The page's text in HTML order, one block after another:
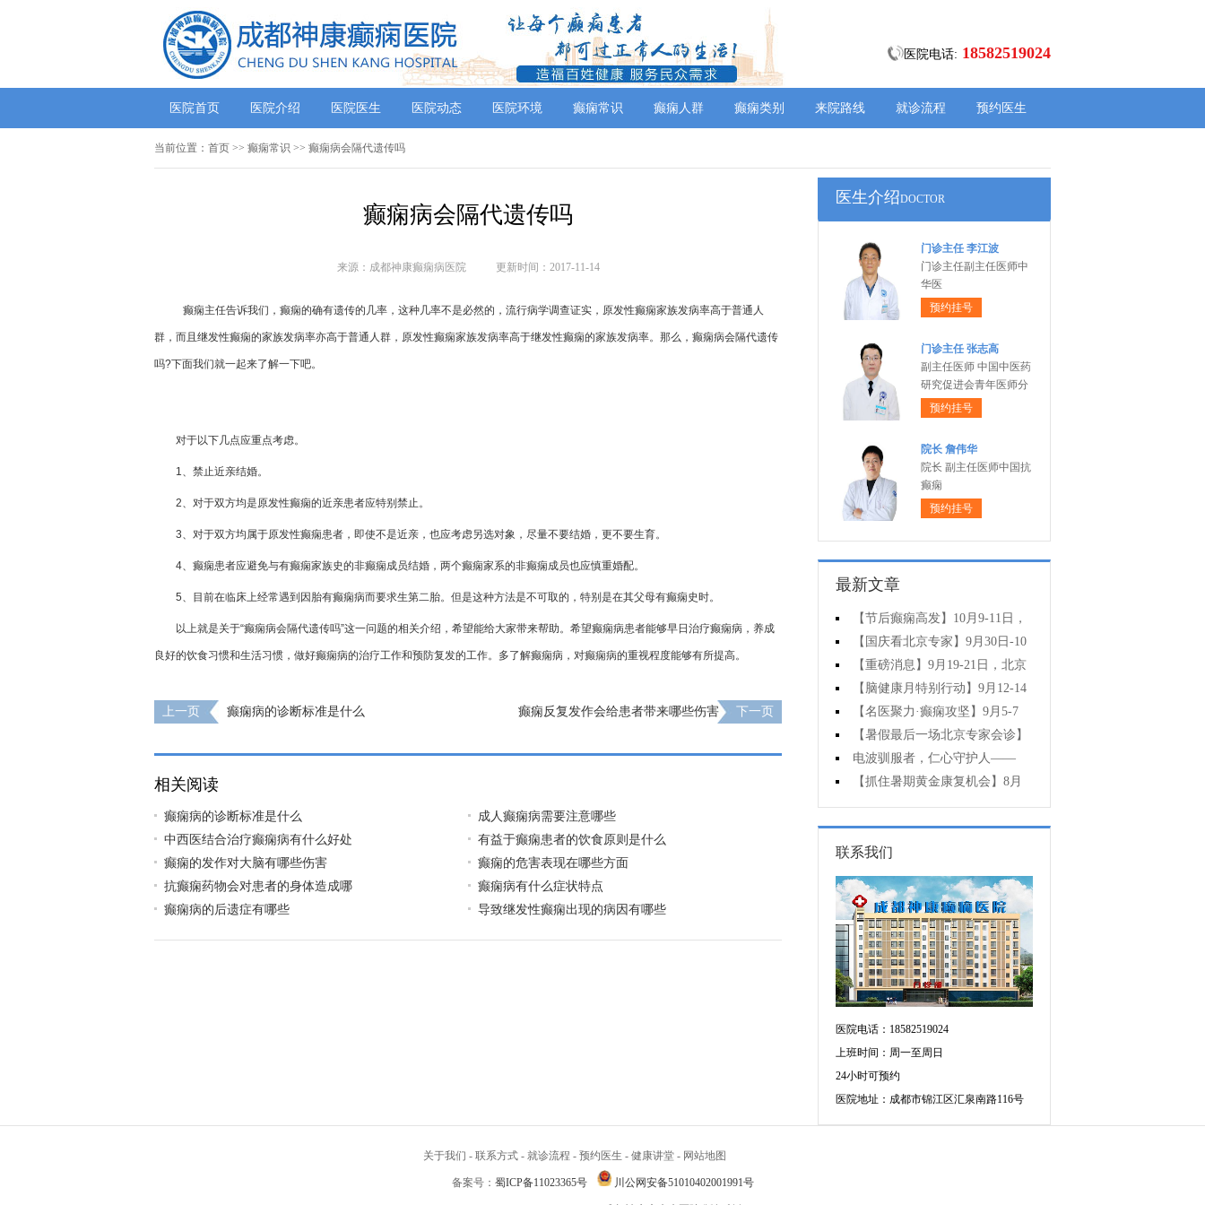
医院电话: 18582519024
医院首页 医院介绍 医院医生 医院动态 医院环境 癫痫常识 癫痫人群 癫痫类别 来院路线 就诊流程 预约医生
当前位置： 首页 >> 癫痫常识 >> 癫痫病会隔代遗传吗
癫痫病会隔代遗传吗
来源：成都神康癫痫病医院 更新时间：2017-11-14
癫痫主任告诉我们，癫痫的确有遗传的几率，这种几率不是必然的，流行病学调查证实，原发性癫痫家族发病率高于普通人
群，而且继发性癫痫的家族发病率亦高于普通人群，原发性癫痫家族发病率高于继发性癫痫的家族发病率。那么，癫痫病会隔代遗传
吗?下面我们就一起来了解一下吧。
对于以下几点应重点考虑。
1、禁止近亲结婚。
2、对于双方均是原发性癫痫的近亲患者应特别禁止。
3、对于双方均属于原发性癫痫患者，即使不是近亲，也应考虑另选对象，尽量不要结婚，更不要生育。
4、癫痫患者应避免与有癫痫家族史的非癫痫成员结婚，两个癫痫家系的非癫痫成员也应慎重婚配。
5、目前在临床上经常遇到因胎有癫痫病而要求生第二胎。但是这种方法是不可取的，特别是在其父母有癫痫史时。
以上就是关于“癫痫病会隔代遗传吗”这一问题的相关介绍，希望能给大家带来帮助。希望癫痫病患者能够早日治疗癫痫病，养成
良好的饮食习惯和生活习惯，做好癫痫病的治疗工作和预防复发的工作。多了解癫痫病，对癫痫病的重视程度能够有所提高。
上一页 癫痫病的诊断标准是什么 癫痫反复发作会给患者带来哪些伤害 下一页
相关阅读
癫痫病的诊断标准是什么
成人癫痫病需要注意哪些
中西医结合治疗癫痫病有什么好处
有益于癫痫患者的饮食原则是什么
癫痫的发作对大脑有哪些伤害
癫痫的危害表现在哪些方面
抗癫痫药物会对患者的身体造成哪
癫痫病有什么症状特点
癫痫病的后遗症有哪些
导致继发性癫痫出现的病因有哪些
医生介绍DOCTOR
门诊主任 李江波
门诊主任副主任医师中
华医
预约挂号
门诊主任 张志高
副主任医师 中国中医药
研究促进会青年医师分
预约挂号
院长 詹伟华
院长 副主任医师中国抗
癫痫
预约挂号
最新文章
【节后癫痫高发】10月9-11日，
北京友谊医院陈葵博士免费会诊+治
疗援助，破解癫痫难题！
【国庆看北京专家】9月30日-10
月5日，北京天坛&首钢医院两大专
家蓉城亲诊+癫痫大额救助，速约！
【重磅消息】9月19-21日，北京
协和医院周祥琴教授成都领衔会
诊，共筑全年龄段抗癫防线！
【脑健康月特别行动】9月12-14
日，北京天坛医院杨涛博士免费会
诊+超万元援助，护航全年龄段癫痫
患者
【名医聚力·癫痫攻坚】9月5-7
日，北京朝阳医院神经内科周立春
博士成都公益会诊，名额有限，速
约
【暑假最后一场北京专家会诊】
8月22-24日，北京大学首钢医院高
伟教授亲临成都免费会诊，助力健
康新学
电波驯服者，仁心守护人——
8.19中国医师节致敬神康抗癫团队
【抓住暑期黄金康复机会】8月
15-17日，首都医科大学附属北京天
坛医院杨涛博士空降成都会诊，速
约！
联系我们
医院电话：18582519024
上班时间：周一至周日
24小时可预约
医院地址：成都市锦江区汇泉南路116号
关于我们 - 联系方式 - 就诊流程 - 预约医生 - 健康讲堂 - 网站地图
备案号： 蜀ICP备11023365号 川公网安备51010402001991号